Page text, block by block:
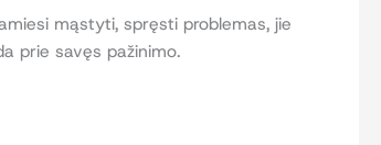
mąstyti, spręsti problemas, jie
prie savęs pažinimo.